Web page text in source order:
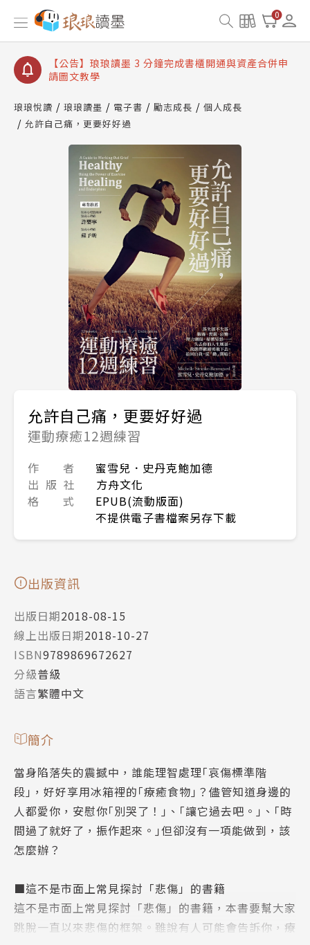
0
【公告】琅琅讀墨數位閱讀資產合併與書櫃開通申請
【公告】琅琅讀墨書櫃開通常見問題
【公告】琅琅讀墨 3 分鐘完成書櫃開通與資產合併申
請圖文教學
查詢
【公告】琅琅讀墨數位閱讀資產合併與書櫃開通申請
琅琅悅讀 琅琅讀墨 電子書 勵志成長
個人成長
允許自己痛，更要好好過
允許自己痛，更要好好過
運動療癒12週練習
作 者
蜜雪兒．史丹克鮑加德
出 版 社
方舟文化
格 式
EPUB(流動版面)
不提供電子書檔案另存下載
出版資訊
出版日期2018-08-15
線上出版日期2018-10-27
ISBN9789869672627
分級普級
語言繁體中文
簡介
當身陷落失的震撼中，誰能理智處理｢哀傷標準階
段｣，好好享用冰箱裡的｢療癒食物｣？儘管知道身邊的
人都愛你，安慰你｢別哭了！｣、｢讓它過去吧。｣、｢時
間過了就好了，振作起來。｣但卻沒有一項能做到，該
怎麼辦？
■這不是市面上常見探討「悲傷」的書籍
這不是市面上常見探討「悲傷」的書籍，本書要幫大家
跳脫一直以來悲傷的框架。雖說有人可能會告訴你，療